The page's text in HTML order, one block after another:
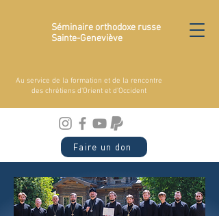
Séminaire orthodoxe russe
Sainte-Geneviève
Au service de la formation et de la rencontre
des chrétiens d'Orient et d'Occident
Faire un don